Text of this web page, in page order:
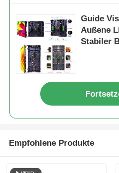
Guide
Außene
Stabiler
Empfohlene Produkte